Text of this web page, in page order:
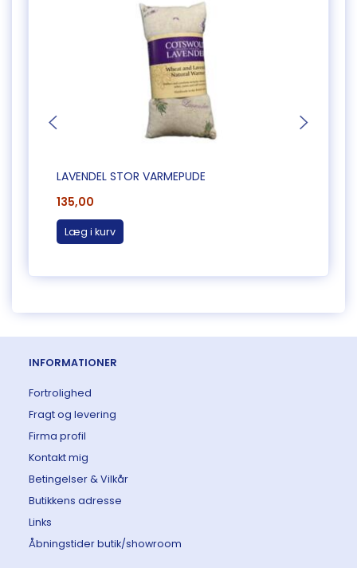
LAVENDEL STOR VARMEPUDE
135,00
Læg i kurv
INFORMATIONER
Fortrolighed
Fragt og levering
Firma profil
Kontakt mig
Betingelser & Vilkår
Butikkens adresse
Links
Åbningstider butik/showroom